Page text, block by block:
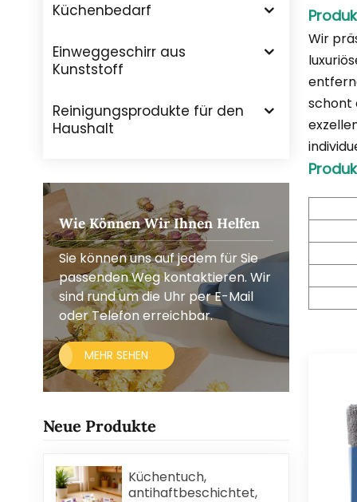
Küchenbedarf
Einweggeschirr aus
Kunststoff
Reinigungsprodukte für den
Haushalt
Wie Können Wir Ihnen Helfen
Sie können uns auf jedem für Sie
passenden Weg kontaktieren. Wir
sind rund um die Uhr per E-Mail
oder Telefon erreichbar.
MEHR SEHEN
Neue Produkte
Küchentuch,
antihaftbeschichtet,
Wir
schont